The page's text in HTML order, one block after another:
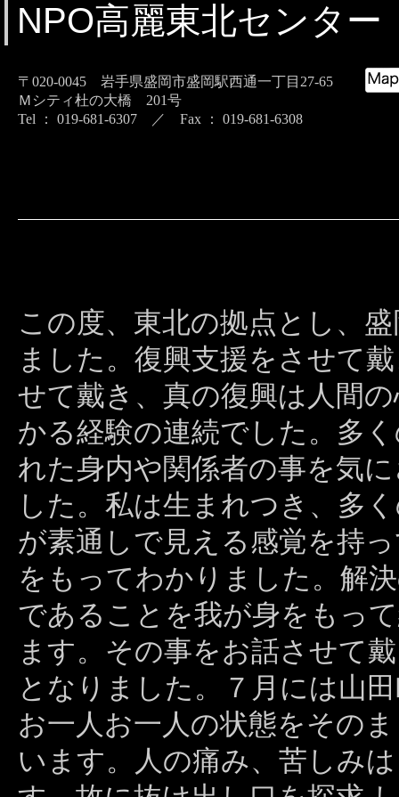
NPO高麗東北センター
〒020-0045 岩手県盛岡市盛岡駅西通一丁目27-65
Ｍシティ杜の大橋 201号
Tel ： 019-681-6307 ／ Fax ： 019-681-6308
この度、東北の拠点とし、
ました。復興支援をさせて
せて戴き、真の復興は人間
かる経験の連続でした。多
れた身内や関係者の事を気
した。私は生まれつき、多
が素通しで見える感覚を持
をもってわかりました。解
であることを我が身をもっ
ます。その事をお話させて
となりました。７月には山
お一人お一人の状態をその
います。人の痛み、苦しみ